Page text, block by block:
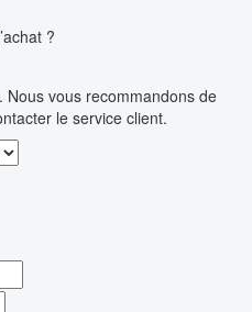
?
vous recommandons de
le service client.